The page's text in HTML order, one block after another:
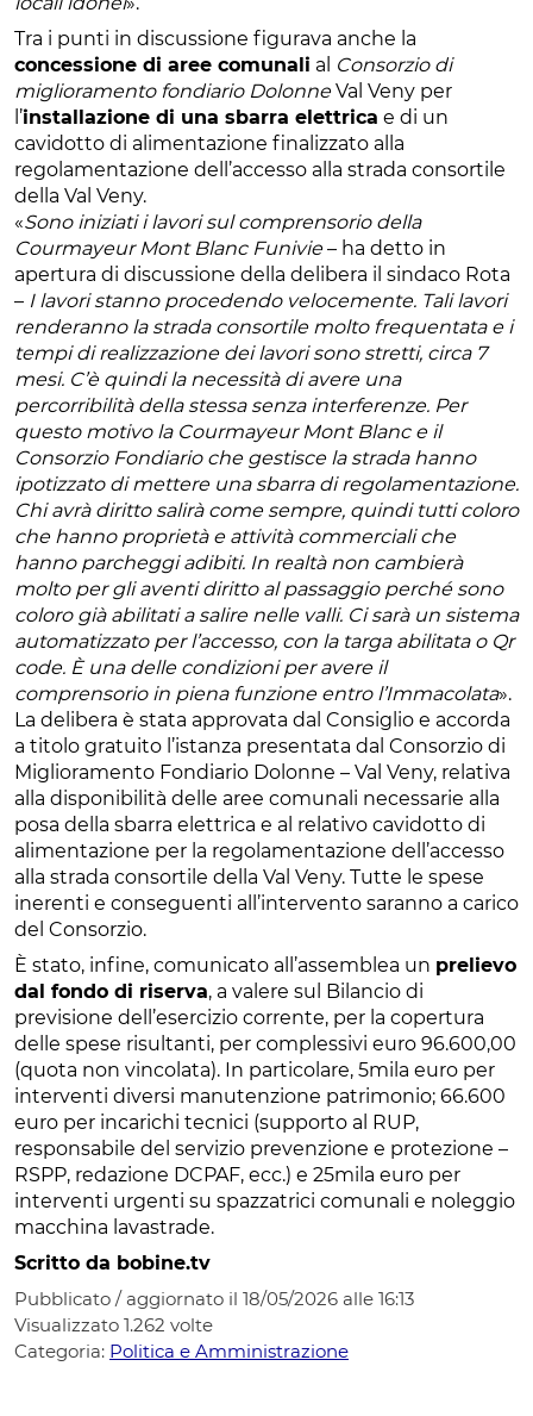
Tra i punti in discussione figurava anche la
concessione di aree comunali al Consorzio di
miglioramento fondiario DolonneVal Veny per
l’installazione di una sbarra elettrica e di un
cavidotto di alimentazione finalizzato alla
regolamentazione dell’accesso alla strada consortile
della Val Veny.
«Sono iniziati i lavori sul comprensorio della
Courmayeur Mont Blanc Funivie– ha detto in
apertura di discussione della delibera il sindaco Rota
– I lavori stanno procedendo velocemente. Tali lavori
renderanno la strada consortile molto frequentata e i
tempi di realizzazione dei lavori sono stretti, circa 7
mesi. C’è quindi la necessità di avere una
percorribilità della stessa senza interferenze. Per
questo motivo la Courmayeur Mont Blanc e il
Consorzio Fondiario che gestisce la strada hanno
ipotizzato di mettere una sbarra di regolamentazione.
Chi avrà diritto salirà come sempre, quindi tutti coloro
che hanno proprietà e attività commerciali che
hanno parcheggi adibiti. In realtà non cambierà
molto per gli aventi diritto al passaggio perché sono
coloro già abilitati a salire nelle valli. Ci sarà un sistema
automatizzato per l’accesso, con la targa abilitata o Qr
code. È una delle condizioni per avere il
comprensorio in piena funzione entro l’Immacolata».
La delibera è stata approvata dal Consiglio e accorda
a titolo gratuito l’istanza presentata dal Consorzio di
Miglioramento Fondiario Dolonne – Val Veny, relativa
alla disponibilità delle aree comunali necessarie alla
posa della sbarra elettrica e al relativo cavidotto di
alimentazione per la regolamentazione dell’accesso
alla strada consortile della Val Veny. Tutte le spese
inerenti e conseguenti all’intervento saranno a carico
del Consorzio.
È stato, infine, comunicato all’assemblea un prelievo
dal fondo di riserva, a valere sul Bilancio di
previsione dell’esercizio corrente, per la copertura
delle spese risultanti, per complessivi euro 96.600,00
(quota non vincolata). In particolare, 5mila euro per
interventi diversi manutenzione patrimonio; 66.600
euro per incarichi tecnici (supporto al RUP,
responsabile del servizio prevenzione e protezione –
RSPP, redazione DCPAF, ecc.) e 25mila euro per
interventi urgenti su spazzatrici comunali e noleggio
macchina lavastrade.
Scritto da bobine.tv
Pubblicato / aggiornato il 18/05/2026 alle 16:13
Visualizzato 1.262 volte
Categoria: Politica e Amministrazione